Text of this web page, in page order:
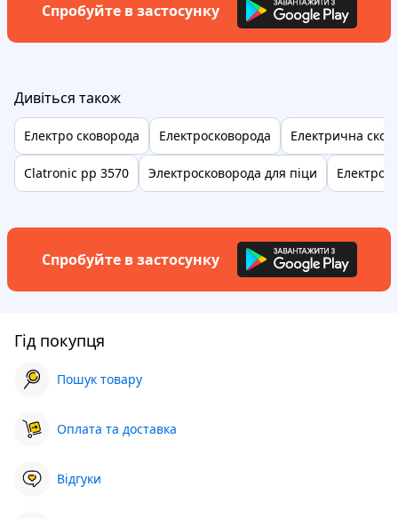
Спробуйте в застосунку
Дивіться також
Електро сковорода Електросковорода Електрична
Clatronic pp 3570 Электросковорода для піци
Спробуйте в застосунку
Гід покупця
Пошук товару
Оплата та доставка
Відгуки